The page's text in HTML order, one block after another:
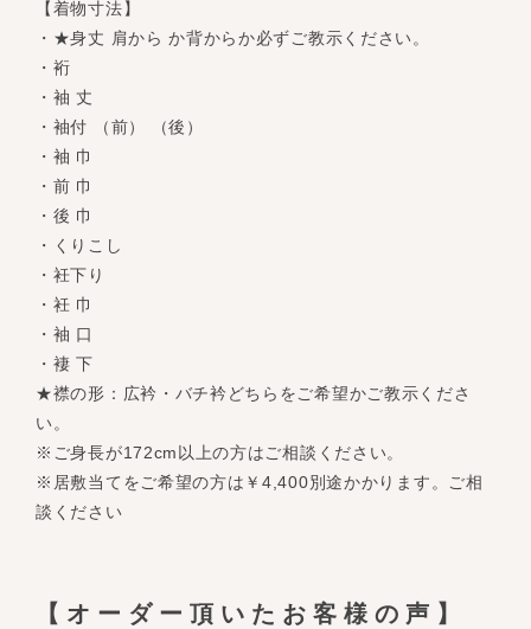
【着物寸法】
・★身丈 肩から か背からか必ずご教示ください。
・裄
・袖 丈
・袖付 （前） （後）
・袖 巾
・前 巾
・後 巾
・くりこし
・衽下り
・衽 巾
・袖 口
・褄 下
★襟の形：広衿・バチ衿どちらをご希望かご教示くださ
い。
※ご身長が172cm以上の方はご相談ください。
※居敷当てをご希望の方は￥4,400別途かかります。ご相
談ください
【オーダー頂いたお客様の声】